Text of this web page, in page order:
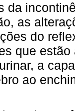
da
as
do
que
a
ao